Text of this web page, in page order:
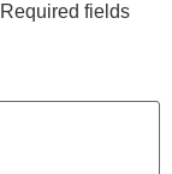
Required fields